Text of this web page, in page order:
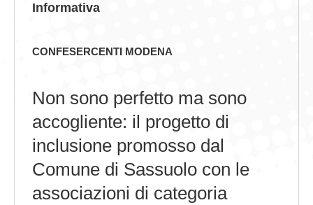
CONTATTI
Informativa
CONFESERCENTI MODENA
Non sono perfetto ma sono
accogliente: il progetto di
inclusione promosso dal
Comune di Sassuolo con le
associazioni di categoria